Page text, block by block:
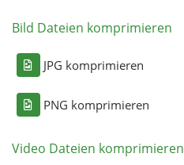
Bild Dateien komprimieren
JPG komprimieren
PNG komprimieren
Video Dateien komprimieren